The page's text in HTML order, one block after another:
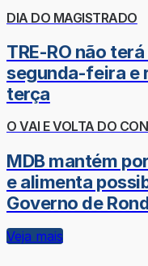
DIA DO MAGISTRADO
TRE-RO não
segunda-feira e
terça
O VAI E VOLTA DO
MDB mantém
e alimenta
Governo de
Veja mais